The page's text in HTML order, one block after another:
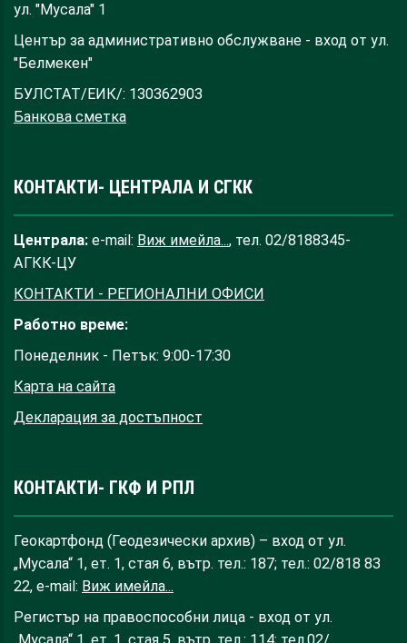
ул. "Мусала" 1
Център за административно обслужване - вход от ул.
"Белмекен"
БУЛСТАТ/ЕИК/: 130362903
Банкова сметка
КОНТАКТИ- ЦЕНТРАЛА И СГКК
Централа: e-mail: Виж имейла..., тел. 02/8188345-
АГКК-ЦУ
КОНТАКТИ - РЕГИОНАЛНИ ОФИСИ
Работно време:
Понеделник - Петък: 9:00-17:30
Карта на сайта
Декларация за достъпност
КОНТАКТИ- ГКФ И РПЛ
Геокартфонд (Геодезически архив) – вход от ул.
„Мусала“ 1, ет. 1, стая 6, вътр. тел.: 187; тел.: 02/818 83
22, e-mail: Виж имейла...
Регистър на правоспособни лица - вход от ул.